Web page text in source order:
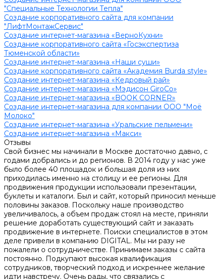
"Cпециальные Технологии Тепла"
Создание корпоративного сайта для компании
"ЛифтМонтажСервис"
Создание интернет-магазина «ВерноКухни»
Создание корпоративного сайта «Госэкспертиза
Тюменской области»
Создание интернет-магазина «Наши суши»
Создание корпоративного сайта «Академия Burda style»
Создание интернет-магазина «Кедровый рай»
Создание интернет-магазина «Мэдисон GiroCo»
Создание интернет-магазина «BOOK CORNER»
Создание интернет-магазина для компании ООО "Моё
Молоко"
Создание интернет-магазина «Уральские пельмени»
Создание интернет-магазина «Макси»
Отзывы
Свой бизнес мы начинали в Москве достаточно давно, с
годами добрались и до регионов. В 2014 году у нас уже
было более 40 площадок и большая доля из них
приходилась именно на столицу и ее регионы. Для
продвижения продукции использовали презентации,
буклеты и каталоги. Был и сайт, который приносил меньше
половины заказов. Поскольку наше производство
увеличивалось, а объем продаж стоял на месте, приняли
решение доработать существующий сайт и заказать
продвижение в интернете. Поиски специалистов в этом
деле привели в компанию DIGITAL. Мы ни разу не
пожалели о сотрудничестве. Принимаем заказы с сайта
постоянно. Подкупают высокая квалификация
сотрудников, творческий подход и искреннее желание
идти навстречу. Очень рады, что связались с